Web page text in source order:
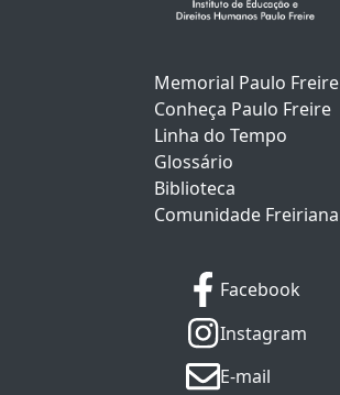
Memorial Paulo Freire
Conheça Paulo Freire
Linha do Tempo
Glossário
Biblioteca
Comunidade Freiriana
Facebook
Instagram
E-mail